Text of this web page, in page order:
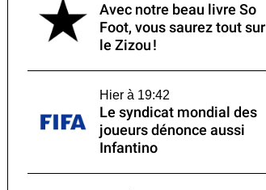
Avec notre beau livre So
Foot, vous saurez tout sur
le Zizou !
Hier à 19:42
Le syndicat mondial des
joueurs dénonce aussi
Infantino